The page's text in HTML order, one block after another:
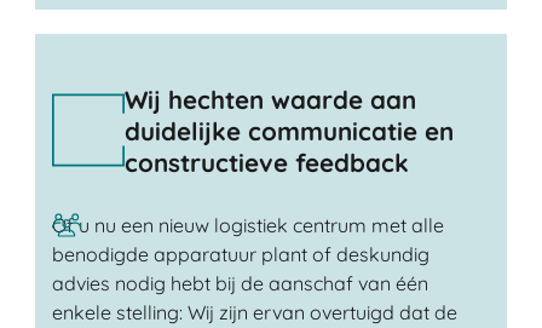
Wij hechten waarde aan
duidelijke communicatie en
constructieve feedback
Of u nu een nieuw logistiek centrum met alle
benodigde apparatuur plant of deskundig
advies nodig hebt bij de aanschaf van één
enkele stelling: Wij zijn ervan overtuigd dat de